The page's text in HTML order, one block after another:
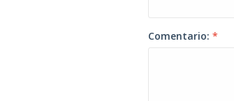
Comentario: *